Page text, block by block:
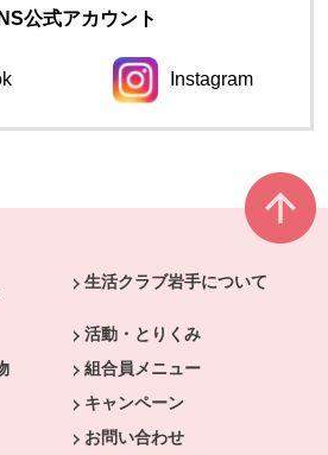
公式アカウント
Instagram
生活クラブ岩手について
活動・とりくみ
組合員メニュー
キャンペーン
お問い合わせ